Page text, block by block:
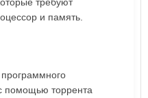
требуют
и память.
помощью торрента